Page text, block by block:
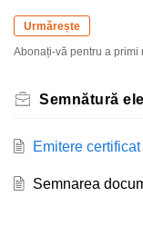
Urmărește
Abonați-vă pentru a primi
Semnătură
Emitere
Semnarea